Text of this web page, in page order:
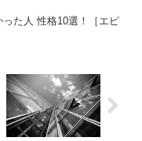
た人 性格10選！［エピ